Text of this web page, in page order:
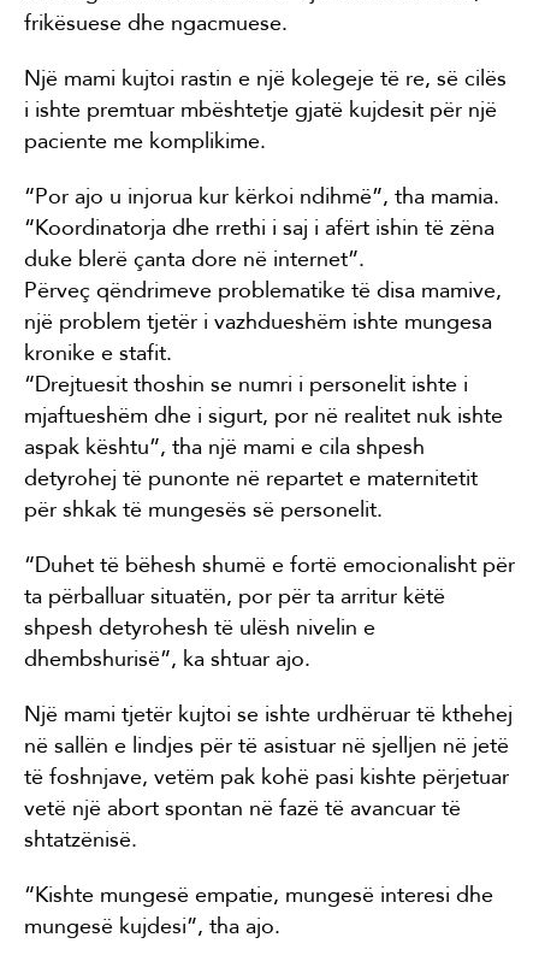
frikësuese dhe ngacmuese.
Një mami kujtoi rastin e një kolegeje të re, së cilës
i ishte premtuar mbështetje gjatë kujdesit për një
paciente me komplikime.
“Por ajo u injorua kur kërkoi ndihmë”, tha mamia.
“Koordinatorja dhe rrethi i saj i afërt ishin të zëna
duke blerë çanta dore në internet”.
Përveç qëndrimeve problematike të disa mamive,
një problem tjetër i vazhdueshëm ishte mungesa
kronike e stafit.
“Drejtuesit thoshin se numri i personelit ishte i
mjaftueshëm dhe i sigurt, por në realitet nuk ishte
aspak kështu”, tha një mami e cila shpesh
detyrohej të punonte në repartet e maternitetit
për shkak të mungesës së personelit.
“Duhet të bëhesh shumë e fortë emocionalisht për
ta përballuar situatën, por për ta arritur këtë
shpesh detyrohesh të ulësh nivelin e
dhembshurisë”, ka shtuar ajo.
Një mami tjetër kujtoi se ishte urdhëruar të kthehej
në sallën e lindjes për të asistuar në sjelljen në jetë
të foshnjave, vetëm pak kohë pasi kishte përjetuar
vetë një abort spontan në fazë të avancuar të
shtatzënisë.
“Kishte mungesë empatie, mungesë interesi dhe
mungesë kujdesi”, tha ajo.